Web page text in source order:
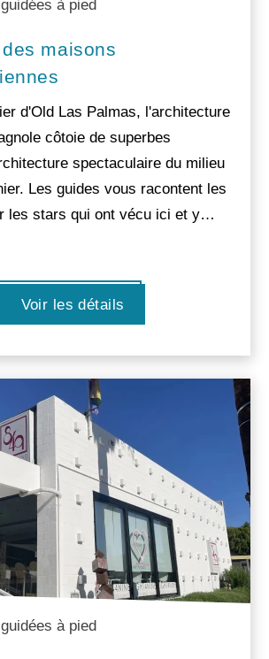
à pied
maisons
d'Old Las Palmas, l'architecture
côtoie de superbes
spectaculaire du milieu
Les guides vous racontent les
les stars qui ont vécu ici et y…
Voir les détails
à pied